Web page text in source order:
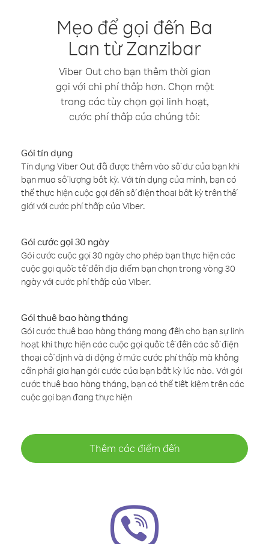
Mẹo để gọi đến Ba
Lan từ Zanzibar
Viber Out cho bạn thêm thời gian
gọi với chi phí thấp hơn. Chọn một
trong các tùy chọn gọi linh hoạt,
cước phí thấp của chúng tôi:
Gói tín dụng
Tín dụng Viber Out đã được thêm vào số dư của bạn khi
bạn mua số lượng bất kỳ. Với tín dụng của mình, bạn có
thể thực hiện cuộc gọi đến số điện thoại bất kỳ trên thế
giới với cước phí thấp của Viber.
Gói cước gọi 30 ngày
Gói cước cuộc gọi 30 ngày cho phép bạn thực hiện các
cuộc gọi quốc tế đến địa điểm bạn chọn trong vòng 30
ngày với cước phí thấp của Viber.
Gói thuê bao hàng tháng
Gói cước thuê bao hàng tháng mang đến cho bạn sự linh
hoạt khi thực hiện các cuộc gọi quốc tế đến các số điện
thoại cố định và di động ở mức cước phí thấp mà không
cần phải gia hạn gói cước của bạn bất kỳ lúc nào. Với gói
cước thuê bao hàng tháng, bạn có thể tiết kiệm trên các
cuộc gọi bạn đang thực hiện
Thêm các điểm đến